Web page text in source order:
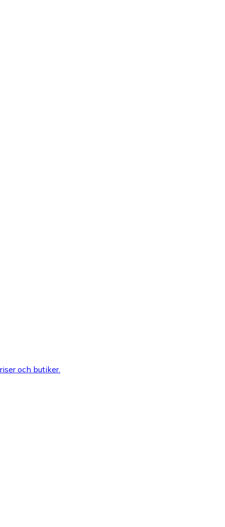
och butiker.